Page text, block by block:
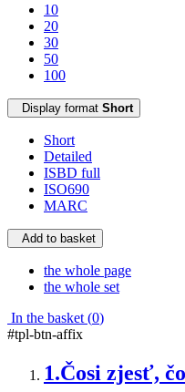
10
20
30
50
100
Display format Short
Short
Detailed
ISBD full
ISO690
MARC
Add to basket
the whole page
the whole set
In the basket (0)
#tpl-btn-affix
1.Čosi zjesť,